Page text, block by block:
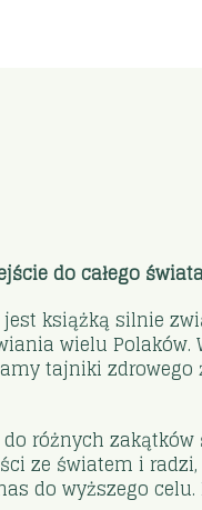
do całego
książką silnie
wielu
tajniki
różnych
ze światem i
do wyższego